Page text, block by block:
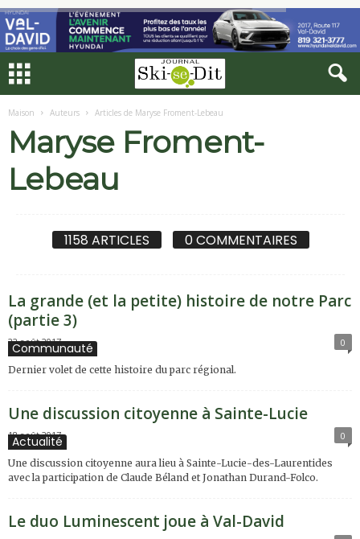
Maison Auteurs Articles de Maryse Froment-Lebeau
Maryse Froment-
Lebeau
1158 ARTICLES 0 COMMENTAIRES
La grande (et la petite) histoire de notre Parc
(partie 3)
22 août 2017 0
Communauté
Dernier volet de cette histoire du parc régional.
Une discussion citoyenne à Sainte-Lucie
18 août 2017 0
Actualité
Une discussion citoyenne aura lieu à Sainte-Lucie-des-Laurentides
avec la participation de Claude Béland et Jonathan Durand-Folco.
Le duo Luminescent joue à Val-David